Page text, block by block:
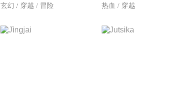
玄幻 / 穿越 / 冒险
热血 / 穿越